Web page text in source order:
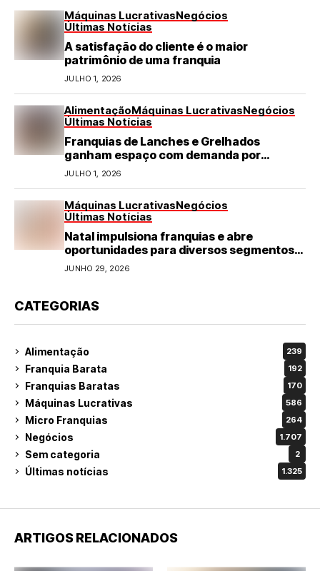
Máquinas LucrativasNegócios
Últimas Notícias
A satisfação do cliente é o maior
patrimônio de uma franquia
JULHO 1, 2026
AlimentaçãoMáquinas LucrativasNegócios
Últimas Notícias
Franquias de Lanches e Grelhados
ganham espaço com demanda por
refeições rápidas e de qualidade
JULHO 1, 2026
Máquinas LucrativasNegócios
Últimas Notícias
Natal impulsiona franquias e abre
oportunidades para diversos segmentos
do varejo
JUNHO 29, 2026
CATEGORIAS
Alimentação 239
Franquia Barata 192
Franquias Baratas 170
Máquinas Lucrativas 586
Micro Franquias 264
Negócios 1.707
Sem categoria 2
Últimas notícias 1.325
ARTIGOS RELACIONADOS